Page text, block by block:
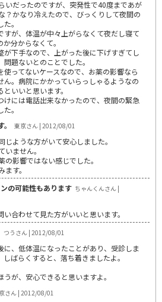
いだったのですが、突発性で40度まであが
？かなり冷えたので、びっくりして夜間の
。
すが、体温が中々上がらなくて夜だし寝て
分からなくて。
が下手なので、上がった後に下げすぎてし
題ないとのことでした。
使ってないケースなので、お薬の影響なら
ん。病院にかかっていらっしゃるようなの
いいと思います。
けには電話出来なかったので、夜間の緊急
。
東京さん | 2012/08/01
じような方がいて安心しました。
いません。
影響ではない感じでした。
す。
の可能性もあります ちゃんくんさん |
合わせて見た方がいいと思います。
つうさん | 2012/08/01
に、低体温になったことがあり、受診しま
しばらくすると、落ち着きましたよ。
が、安心できると思いますよ。
さん | 2012/08/01